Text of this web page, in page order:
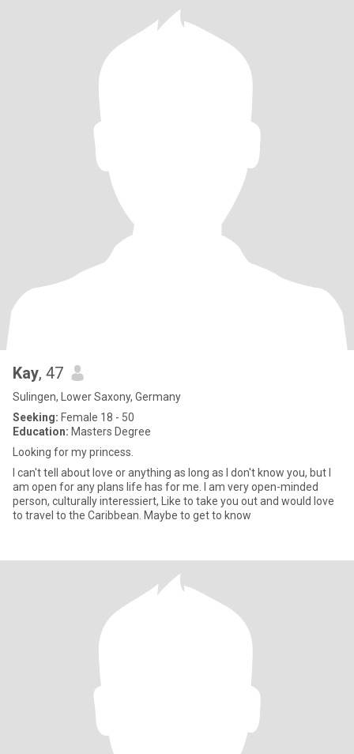
Kay, 47
Sulingen, Lower Saxony, Germany
Seeking: Female 18 - 50
Education: Masters Degree
Looking for my princess.
I can't tell about love or anything as long as I don't know you, but I
am open for any plans life has for me. I am very open-minded
person, culturally interessiert, Like to take you out and would love
to travel to the Caribbean. Maybe to get to know